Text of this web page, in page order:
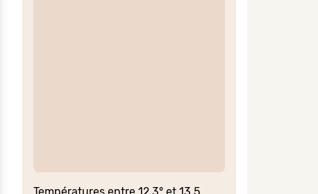
Températures entre 12.3° et 13.5